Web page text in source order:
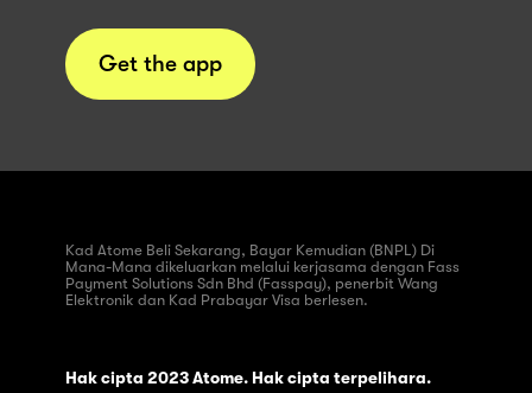
Get the app
Kad Atome Beli Sekarang, Bayar Kemudian (BNPL) Di
Mana-Mana dikeluarkan melalui kerjasama dengan Fass
Payment Solutions Sdn Bhd (Fasspay), penerbit Wang
Elektronik dan Kad Prabayar Visa berlesen.
Hak cipta 2023 Atome. Hak cipta terpelihara.